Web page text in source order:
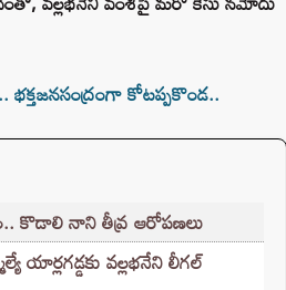
భక్తజనసంద్రంగా కోటప్పకొండ..
కొడాలి నాని తీవ్ర ఆరోపణలు
యార్లగడ్డకు వల్లభనేని లీగల్